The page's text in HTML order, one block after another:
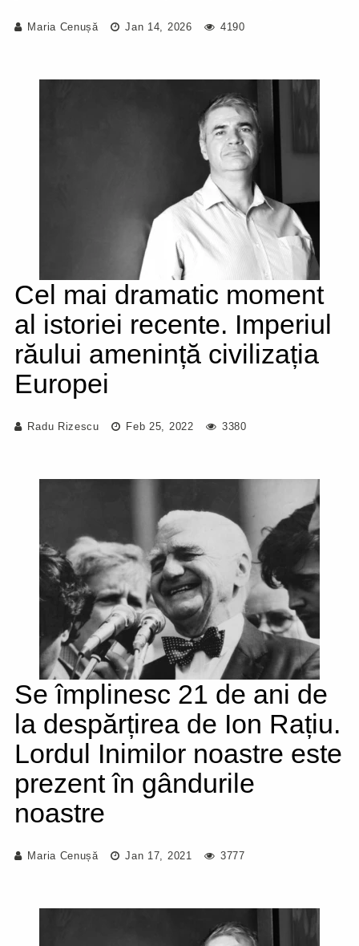
Maria Cenușă Jan 14, 2026 4190
Cel mai dramatic moment
al istoriei recente. Imperiul
răului amenință civilizația
Europei
Radu Rizescu Feb 25, 2022 3380
Se împlinesc 21 de ani de
la despărțirea de Ion Rațiu.
Lordul Inimilor noastre este
prezent în gândurile
noastre
Maria Cenușă Jan 17, 2021 3777